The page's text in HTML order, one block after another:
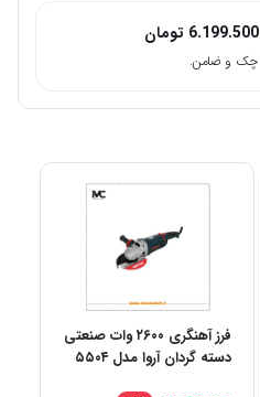
6.199.500 تومان
فرز آهنگری ۲۶۰۰ وات صنعتی
دسته گردان آروا مدل ۵۵۰۴